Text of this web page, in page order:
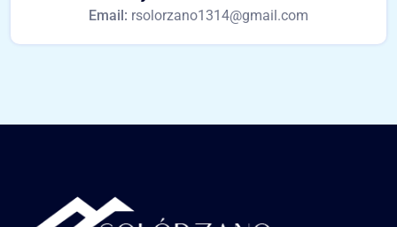
Email: rsolorzano1314@gmail.com